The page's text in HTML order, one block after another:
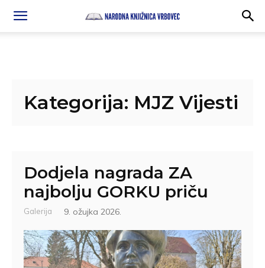
Kategorija: MJZ Vijesti
Dodjela nagrada ZA
najbolju GORKU priču
Galerija 9. ožujka 2026.